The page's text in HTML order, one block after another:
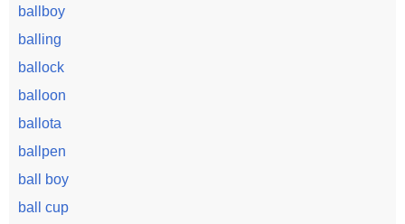
ballboy
balling
ballock
balloon
ballota
ballpen
ball boy
ball cup